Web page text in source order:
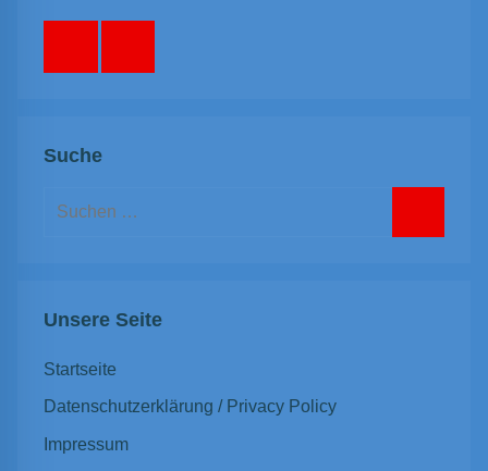
Suche
Suchen
Unsere Seite
Startseite
Datenschutzerklärung / Privacy Policy
Impressum